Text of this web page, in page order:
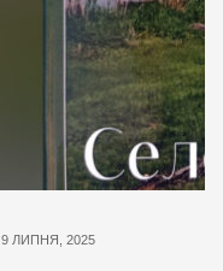
9 ЛИПНЯ, 2025